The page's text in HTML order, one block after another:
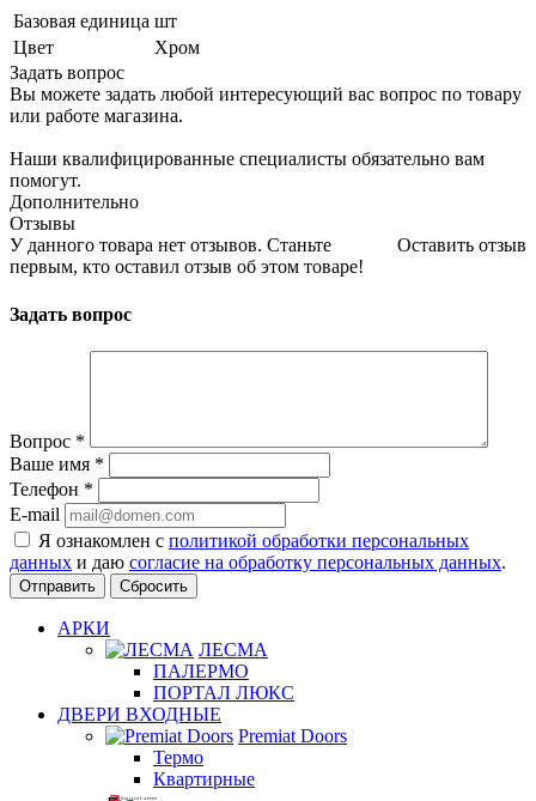
Базовая единица шт
Цвет
Хром
Задать вопрос
Вы можете задать любой интересующий вас вопрос по товару
или работе магазина.
Наши квалифицированные специалисты обязательно вам
помогут.
Дополнительно
Отзывы
Оставить отзыв
У данного товара нет отзывов. Станьте
первым, кто оставил отзыв об этом товаре!
Задать вопрос
Вопрос *
Ваше имя *
Телефон *
E-mail
Я ознакомлен с политикой обработки персональных
данных и даю согласие на обработку персональных данных.
Сбросить
АРКИ
ЛЕСМА
ПАЛЕРМО
ПОРТАЛ ЛЮКС
ДВЕРИ ВХОДНЫЕ
Premiat Doors
Термо
Квартирные